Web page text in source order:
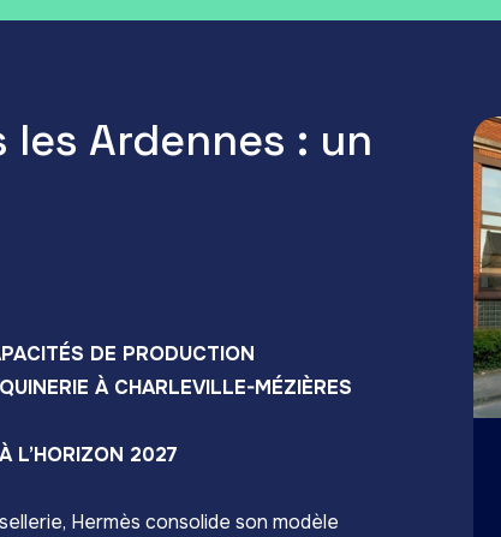
Ardennes : un
DE PRODUCTION
À CHARLEVILLE-MÉZIÈRES
L’HORIZON 2027
Hermès consolide son modèle